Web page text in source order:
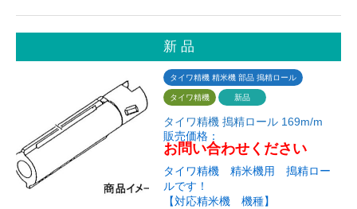
新 品
タイワ精機 精米機 部品 搗精ロール
タイワ精機 新品
タイワ精機 搗精ロール 169m/m
販売価格：
お問い合わせください
タイワ精機 精米機用 搗精ロー
ルです！
【対応精米機 機種】